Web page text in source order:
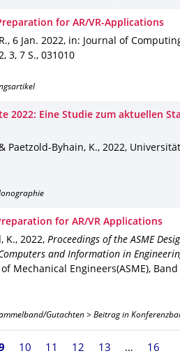
for AR/VR-Applications
, 6 Jan. 2022, in: Journal of
, 3, 7 S., 031010
2022: Eine Studie zum aktuellen
Paetzold-Byhain, K., 2022,
for AR/VR Applications
K., 2022, Proceedings of the ASME
and Information in
Mechanical Engineers(ASME), Band
Gutachten > Beitrag in
9, aktuell ausgewählt
10 11 12 13 16